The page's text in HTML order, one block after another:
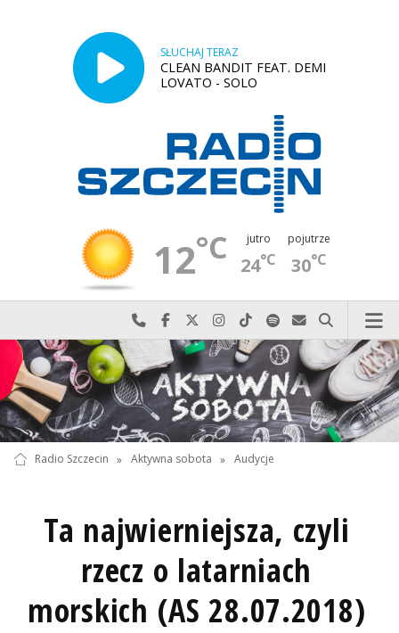
SŁUCHAJ TERAZ
CLEAN BANDIT FEAT. DEMI
LOVATO - SOLO
12°C jutro
24°C
pojutrze
30°C
Najlepiej po prostu do nas zadzwoń
Odwiedź nas na Facebook-u
Odwiedź nas na X
Odwiedź nas na Instagram-ie
Odwiedź nas na TikTok-u
Szukaj nas na Spotify
Wyślij do nas
Szukaj
Radio Szczecin » Aktywna sobota » Audycje
Ta najwierniejsza, czyli
rzecz o latarniach
morskich (AS 28.07.2018)